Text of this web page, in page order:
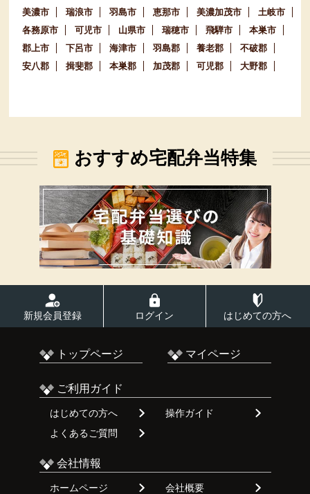
美濃市
瑞浪市 羽島市 恵那市 美濃加茂市
土岐市
各務原市
可児市 山県市 瑞穂市 飛騨市
本巣市
郡上市
下呂市 海津市 羽島郡 養老郡
不破郡
安八郡
揖斐郡 本巣郡 加茂郡 可児郡 大野郡
おすすめ宅配弁当特集
新規会員登録 ログイン はじめての方へ
トップページ マイページ
ご利用ガイド
はじめての方へ
操作ガイド
よくあるご質問
会社情報
ホームページ 会社概要